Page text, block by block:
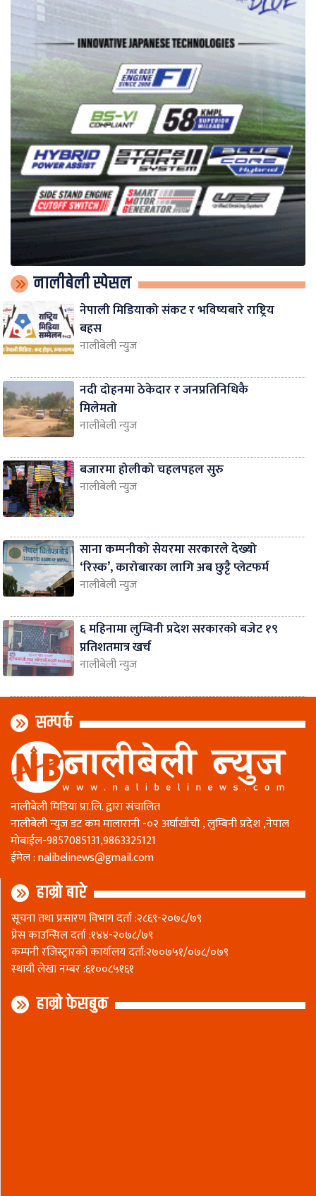
नालीबेली स्पेसल
नेपाली मिडियाको संकट र भविष्यबारे राष्ट्रिय
बहस
नालीबेली न्युज
नदी दोहनमा ठेकेदार र जनप्रतिनिधिकै
मिलेमतो
नालीबेली न्युज
बजारमा होलीको चहलपहल सुरु
नालीबेली न्युज
साना कम्पनीको सेयरमा सरकारले देख्यो
‘रिस्क’, कारोबारका लागि अब छुट्टै प्लेटफर्म
नालीबेली न्युज
६ महिनामा लुम्बिनी प्रदेश सरकारको बजेट १९
प्रतिशतमात्र खर्च
नालीबेली न्युज
सम्पर्क
नालीबेली मिडिया प्रा.लि. द्वारा संचालित
नालीबेली न्युज डट कम मालारानी -०२ अर्घाखाँची , लुम्बिनी प्रदेश ,नेपाल
माेबाईल-9857085131,9863325121
ईमेल :nalibelinews@gmail.com
हाम्रो बारे
सूचना तथा प्रसारण विभाग दर्ता :२८६९-२०७८/७९
प्रेस काउन्सिल दर्ता :१४४-२०७८/७९
कम्पनी रजिस्ट्रारकाे कार्यालय दर्ता:२७०७५१/०७८/०७९
स्थायी लेखा नम्बर :६१००८५१६१
हाम्रो फेसबुक